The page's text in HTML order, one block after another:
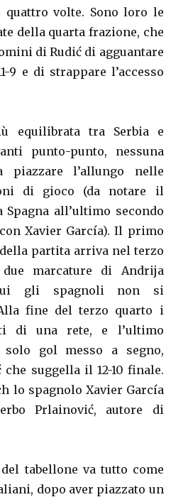
quattro volte. Sono loro le
della quarta frazione, che
di Rudić di agguantare
9 e di strappare l’accesso
equilibrata tra Serbia e
punto-punto, nessuna
piazzare l’allungo nelle
di gioco (da notare il
all’ultimo secondo
Xavier García). Il primo
partita arriva nel terzo
marcature di Andrija
gli spagnoli non si
fine del terzo quarto i
di una rete, e l’ultimo
gol messo a segno,
suggella il 12-10 finale.
lo spagnolo Xavier García
Prlainović, autore di
tabellone va tutto come
dopo aver piazzato un